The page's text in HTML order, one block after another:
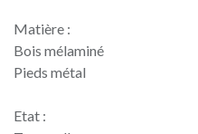
Matière :
Bois mélaminé
Pieds métal
Etat :